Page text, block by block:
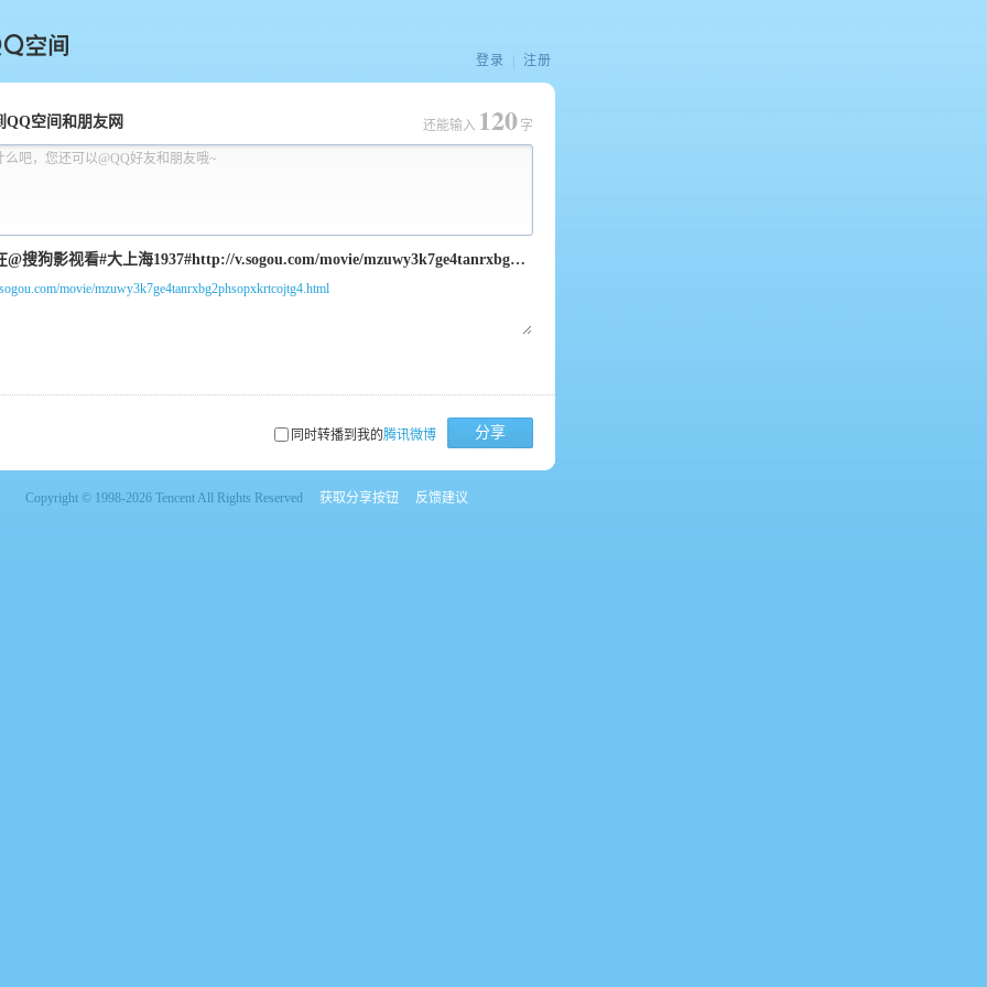
间
登录 注册
QQ空间和朋友网
么吧，您还可以@QQ好友和朋友哦~
还能输入 120 字
movie/mzuwy3k7ge4tanrxbg2phsopxkrtcojtg4.html
同时转播到我的腾讯微博 分享
Copyright © 1998-2026 Tencent All Rights Reserved 获取分享按钮 反馈建议